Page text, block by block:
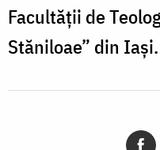
Facultății de
Stăniloae” din Iași.